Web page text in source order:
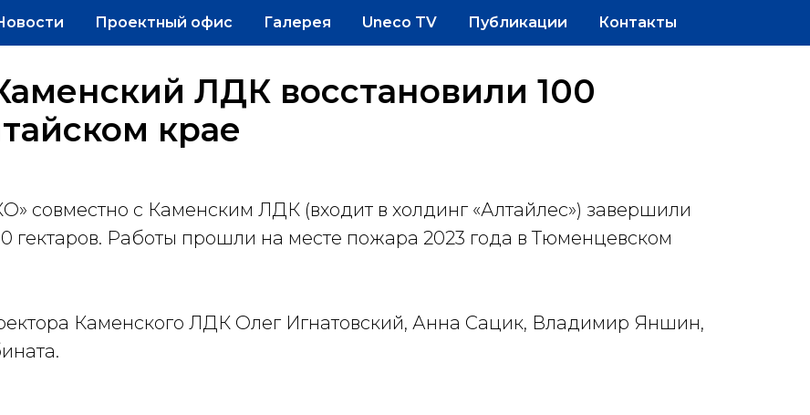
Проектный офис Галерея Uneco TV Публикации Контакты
ЛДК восстановили 100
крае
с Каменским ЛДК (входит в холдинг «Алтайлес») завершили
гектаров. Работы прошли на месте пожара 2023 года в Тюменцевском
Каменского ЛДК Олег Игнатовский, Анна Сацик, Владимир Яншин,